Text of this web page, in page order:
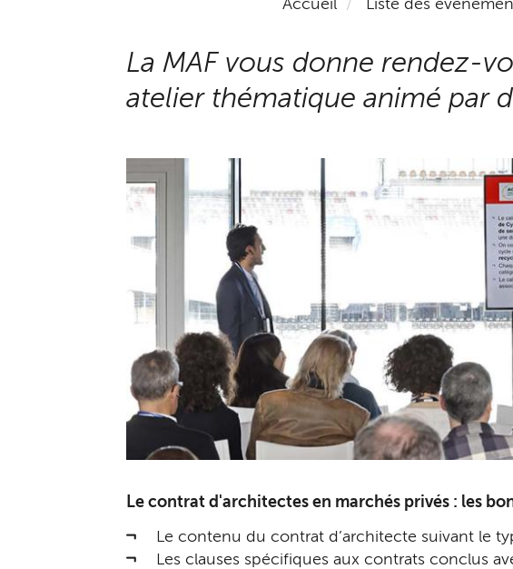
Accueil Liste des
La MAF vous donne rendez-
atelier thématique animé par
Le contrat d'architectes en marchés privés : les
Le contenu du contrat d’architecte suivant le
Les clauses spécifiques aux contrats conclus